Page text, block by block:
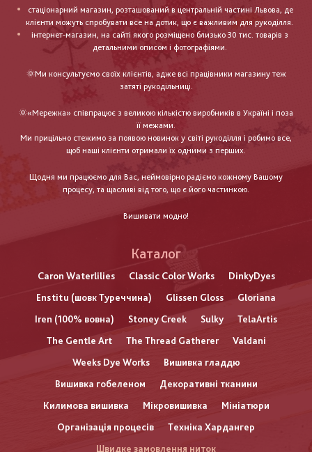
стаціонарний магазин, розташований в центральній частині Львова, де
клієнти можуть спробувати все на дотик, що є важливим для рукоділля.
інтернет-магазин, на сайті якого розміщено близько 30 тис. товарів з
детальними описом і фотографіями.
🌞Ми консультуємо своїх клієнтів, адже всі працівники магазину теж
затяті рукодільниці.
🌞«Мережка» співпрацює з великою кількістю виробників в Україні і поза
її межами.
Ми прицільно стежимо за появою новинок у світі рукоділля і робимо все,
щоб наші клієнти отримали їх одними з перших.
Щодня ми працюємо для Вас, неймовірно радіємо кожному Вашому
процесу, та щасливі від того, що є його частинкою.
Вишивати модно!
Каталог
Caron Waterlilies Classic Color Works
DinkyDyes
Enstitu (шовк Туреччина)
Glissen Gloss
Gloriana
Iren (100% вовна)
Stoney Creek Sulky
TelaArtis
The Gentle Art
The Thread Gatherer
Valdani
Weeks Dye Works
Вишивка гладдю
Вишивка гобеленом
Декоративні тканини
Килимова вишивка
Мікровишивка
Мініатюри
Організація процесів
Техніка Хардангер
Швидке замовлення ниток